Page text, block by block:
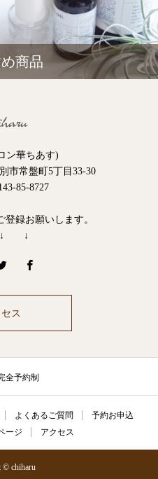
商品
ン華ちあす)
市常盤町5丁目33-30
85-8727
登録お願いします。
↓
ス
全予約制
よくあるご質問
予約お申込
ージ アクセス
© chiharu